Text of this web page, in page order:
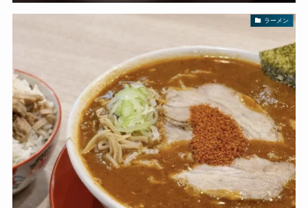
ラーメン